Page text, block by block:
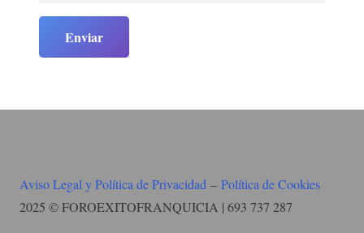
Aviso Legal y Política de Privacidad – Política de Cookies
2025 © FOROEXITOFRANQUICIA | 693 737 287